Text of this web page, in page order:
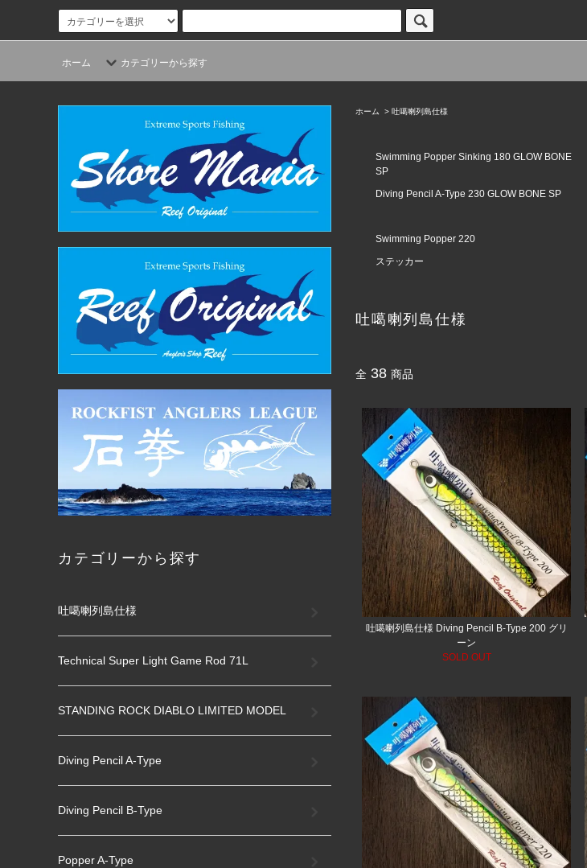
ホーム カテゴリーから探す
ホーム > 吐噶喇列島仕様
Swimming Popper Sinking 180 GLOW BONE
SP
Diving Pencil A-Type 230 GLOW BONE SP
Swimming Popper 220
ステッカー
吐噶喇列島仕様
全 38 商品
吐噶喇列島仕様 Diving Pencil B-Type 200 グリ
ーン
SOLD OUT
カテゴリーから探す
吐噶喇列島仕様
Technical Super Light Game Rod 71L
STANDING ROCK DIABLO LIMITED MODEL
Diving Pencil A-Type
Diving Pencil B-Type
Popper A-Type